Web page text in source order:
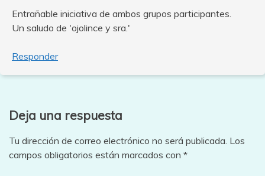
Entrañable iniciativa de ambos grupos participantes.
Un saludo de 'ojolince y sra.'
Responder
Deja una respuesta
Tu dirección de correo electrónico no será publicada. Los
campos obligatorios están marcados con *